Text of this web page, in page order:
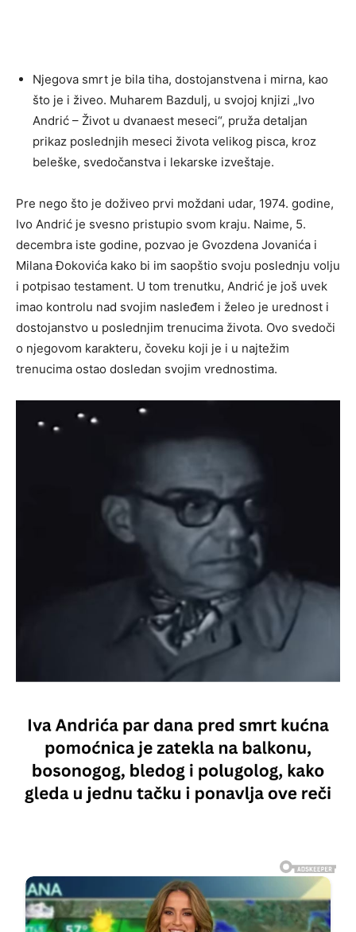
Njegova smrt je bila tiha, dostojanstvena i mirna, kao
što je i živeo. Muharem Bazdulj, u svojoj knjizi „Ivo
Andrić – Život u dvanaest meseci“, pruža detaljan
prikaz poslednjih meseci života velikog pisca, kroz
beleške, svedočanstva i lekarske izveštaje.
Pre nego što je doživeo prvi moždani udar, 1974. godine,
Ivo Andrić je svesno pristupio svom kraju. Naime, 5.
decembra iste godine, pozvao je Gvozdena Jovanića i
Milana Đokovića kako bi im saopštio svoju poslednju volju
i potpisao testament. U tom trenutku, Andrić je još uvek
imao kontrolu nad svojim nasleđem i želeo je urednost i
dostojanstvo u poslednjim trenucima života. Ovo svedoči
o njegovom karakteru, čoveku koji je i u najtežim
trenucima ostao dosledan svojim vrednostima.